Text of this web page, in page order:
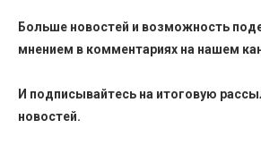
Больше новостей и возможность
мнением в комментариях на нашем
И подписывайтесь на итоговую
новостей.